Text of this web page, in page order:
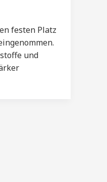
festen Platz
und